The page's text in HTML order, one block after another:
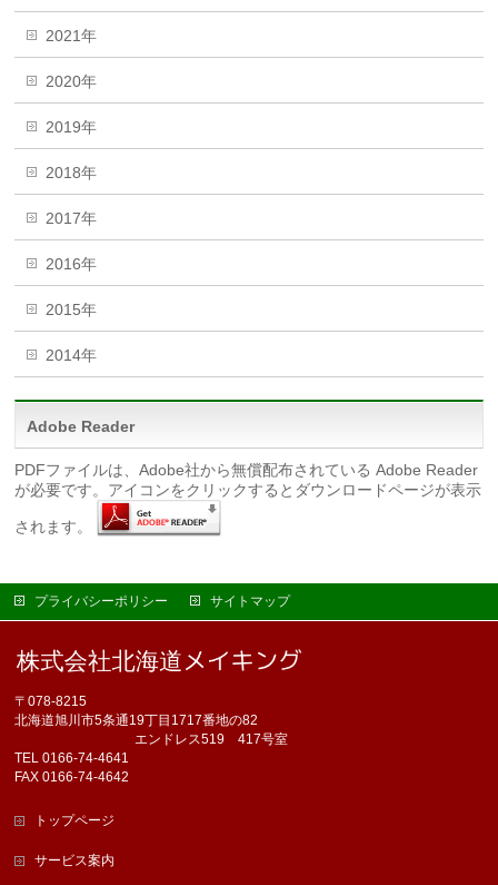
2021年
2020年
2019年
2018年
2017年
2016年
2015年
2014年
Adobe Reader
PDFファイルは、Adobe社から無償配布されている Adobe Reader
が必要です。アイコンをクリックするとダウンロードページが表示
されます。
プライバシーポリシー サイトマップ
〒078-8215
北海道旭川市5条通19丁目1717番地の82
エンドレス519 417号室
TEL 0166-74-4641
FAX 0166-74-4642
トップページ
サービス案内